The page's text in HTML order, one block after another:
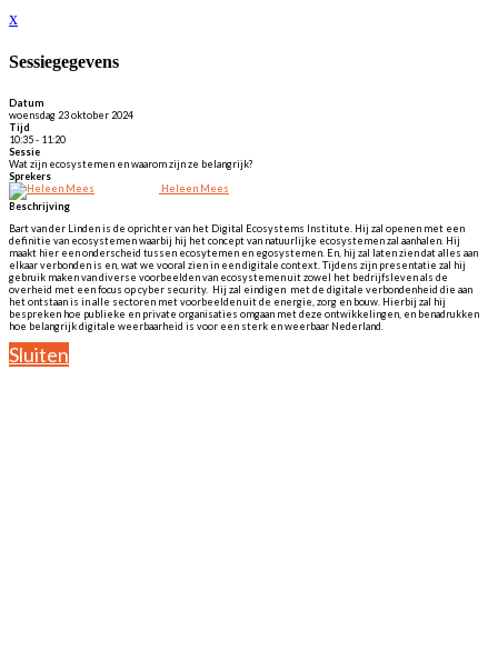
x
Sessiegegevens
Datum
woensdag 23 oktober 2024
Tijd
10:35 - 11:20
Sessie
Wat zijn ecosystemen en waarom zijn ze belangrijk?
Sprekers
Heleen Mees
Beschrijving
Bart van der Linden is de oprichter van het Digital Ecosystems Institute. Hij zal openen met een
definitie van ecosystemen waarbij hij het concept van natuurlijke ecosystemen zal aanhalen. Hij
maakt hier een onderscheid tussen ecosytemen en egosystemen. En, hij zal laten zien dat alles aan
elkaar verbonden is en, wat we vooral zien in een digitale context. Tijdens zijn presentatie zal hij
gebruik maken van diverse voorbeelden van ecosystemen uit zowel het bedrijfsleven als de
overheid met een focus op cyber security. Hij zal eindigen met de digitale verbondenheid die aan
het ontstaan is in alle sectoren met voorbeelden uit de energie, zorg en bouw. Hierbij zal hij
bespreken hoe publieke en private organisaties omgaan met deze ontwikkelingen, en benadrukken
hoe belangrijk digitale weerbaarheid is voor een sterk en weerbaar Nederland.
Sluiten